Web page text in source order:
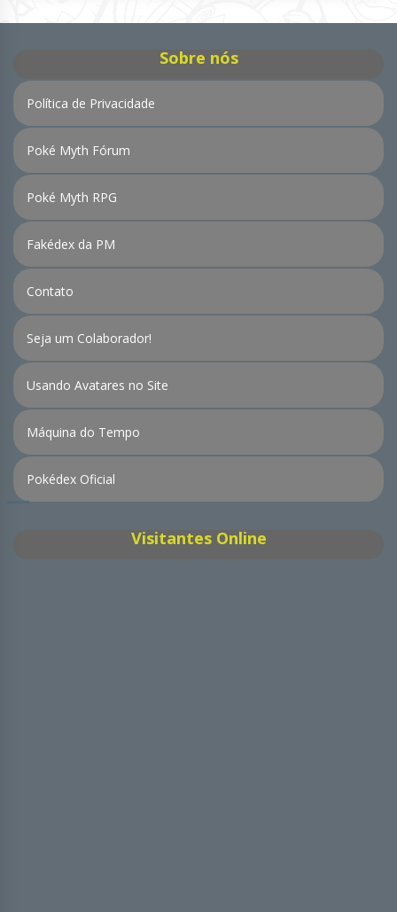
Sobre nós
Política de Privacidade
Poké Myth Fórum
Poké Myth RPG
Fakédex da PM
Contato
Seja um Colaborador!
Usando Avatares no Site
Máquina do Tempo
Pokédex Oficial
Visitantes Online